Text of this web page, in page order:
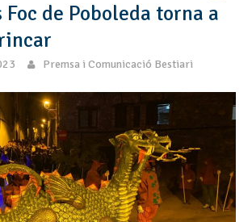
Foc de Poboleda torna a
Premsa i Comunicació Bestiari